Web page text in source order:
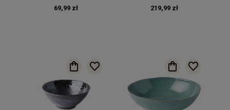
69,99 zł 219,99 zł